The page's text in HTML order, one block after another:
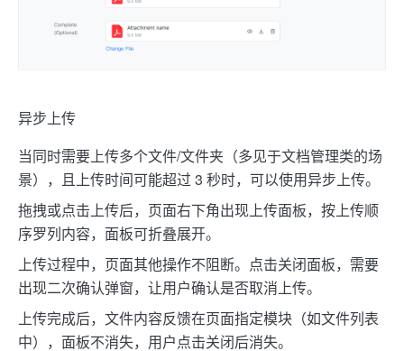
异步上传
当同时需要上传多个文件/文件夹（多见于文档管理类的场
景），且上传时间可能超过 3 秒时，可以使用异步上传。
拖拽或点击上传后，页面右下角出现上传面板，按上传顺
序罗列内容，面板可折叠展开。
上传过程中，页面其他操作不阻断。点击关闭面板，需要
出现二次确认弹窗，让用户确认是否取消上传。
上传完成后，文件内容反馈在页面指定模块（如文件列表
中），面板不消失，用户点击关闭后消失。